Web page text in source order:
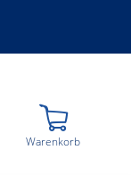
Warenkorb